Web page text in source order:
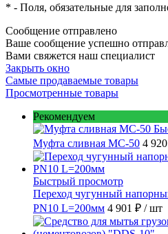
* - Поля, обязательные для
Сообщение отправлено
Ваше сообщение успешно
Вами свяжется наш специалист
Закрыть окно
Самые продаваемые товары
Просмотренные товары
Рекомендуем
Муфта сливная МС-50 4
Быстрый просмотр
Переход чугунный
PN10 L=200мм 4 901 ₽ / шт